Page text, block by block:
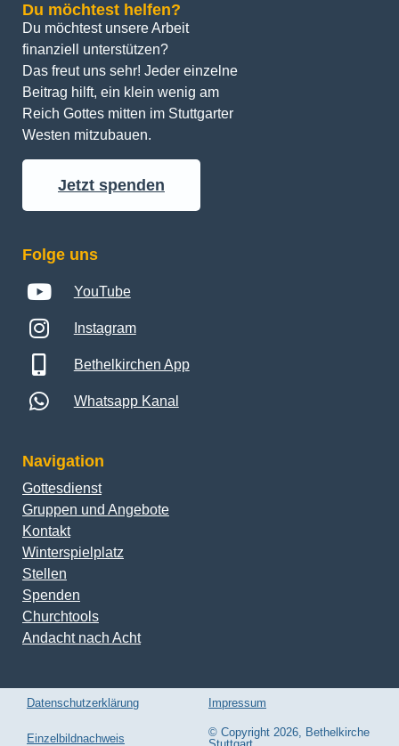
Du möchtest helfen?
Du möchtest unsere Arbeit
finanziell unterstützen?
Das freut uns sehr! Jeder einzelne
Beitrag hilft, ein klein wenig am
Reich Gottes mitten im Stuttgarter
Westen mitzubauen.
Jetzt spenden
Folge uns
YouTube
Instagram
Bethelkirchen App
Whatsapp Kanal
Navigation
Gottesdienst
Gruppen und Angebote
Kontakt
Winterspielplatz
Stellen
Spenden
Churchtools
Andacht nach Acht
Datenschutzerklärung Impressum
Einzelbildnachweis
© Copyright 2026, Bethelkirche